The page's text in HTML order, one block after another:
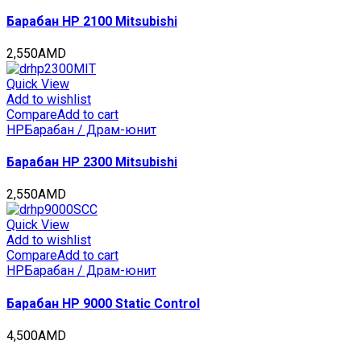
Барабан HP 2100 Mitsubishi
2,550AMD
Quick View
Add to wishlist
CompareAdd to cart
HPБарабан / Драм-юнит
Барабан HP 2300 Mitsubishi
2,550AMD
Quick View
Add to wishlist
CompareAdd to cart
HP Барабан / Драм-юнит
Барабан HP 9000 Static Control
4,500AMD